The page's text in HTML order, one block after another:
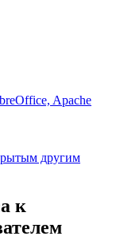
Apache
другим
к